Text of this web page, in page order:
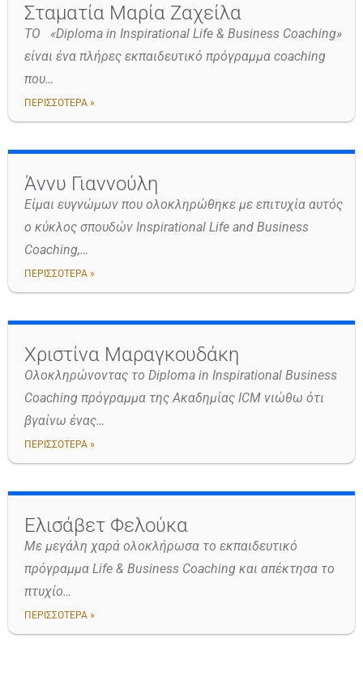
Σταματία Μαρία Ζαχείλα
ΤΟ «Diploma in Inspirational Life & Business Coaching»
είναι ένα πλήρες εκπαιδευτικό πρόγραμμα coaching
που…
ΠΕΡΙΣΣΟΤΕΡΑ »
Άννυ Γιαννούλη
Είμαι ευγνώμων που ολοκληρώθηκε με επιτυχία αυτός
ο κύκλος σπουδών Inspirational Life and Business
Coaching,…
ΠΕΡΙΣΣΟΤΕΡΑ »
Χριστίνα Μαραγκουδάκη
Ολοκληρώνοντας το Diploma in Inspirational Business
Coaching πρόγραμμα της Ακαδημίας ICM νιώθω ότι
βγαίνω ένας…
ΠΕΡΙΣΣΟΤΕΡΑ »
Ελισάβετ Φελούκα
Με μεγάλη χαρά ολοκλήρωσα το εκπαιδευτικό
πρόγραμμα Life & Business Coaching και απέκτησα το
πτυχίο…
ΠΕΡΙΣΣΟΤΕΡΑ »